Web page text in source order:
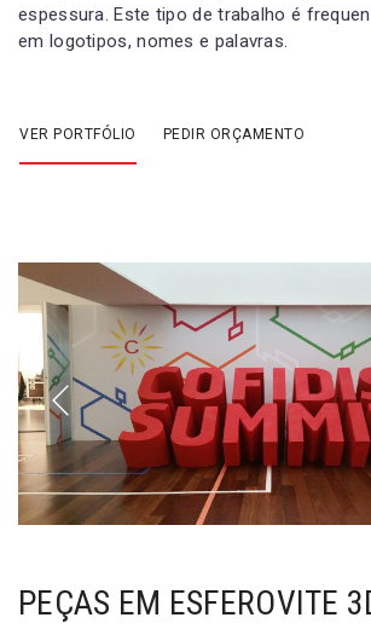
espessura. Este tipo de trabalho é
em logotipos, nomes e palavras.
VER PORTFÓLIO PEDIR ORÇAMENTO
PEÇAS EM ESFEROVITE